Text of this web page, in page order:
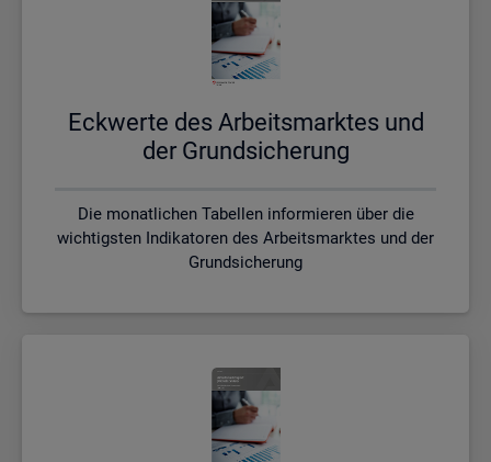
Eck­wer­te des Ar­beits­mark­tes und
der Grund­si­che­rung
Die monatlichen Tabellen informieren über die
wichtigsten Indikatoren des Arbeitsmarktes und der
Grundsicherung